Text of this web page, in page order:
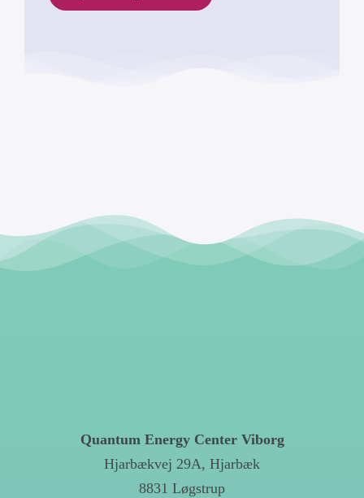
Quantum Energy Center Viborg
Hjarbækvej 29A, Hjarbæk
8831 Løgstrup